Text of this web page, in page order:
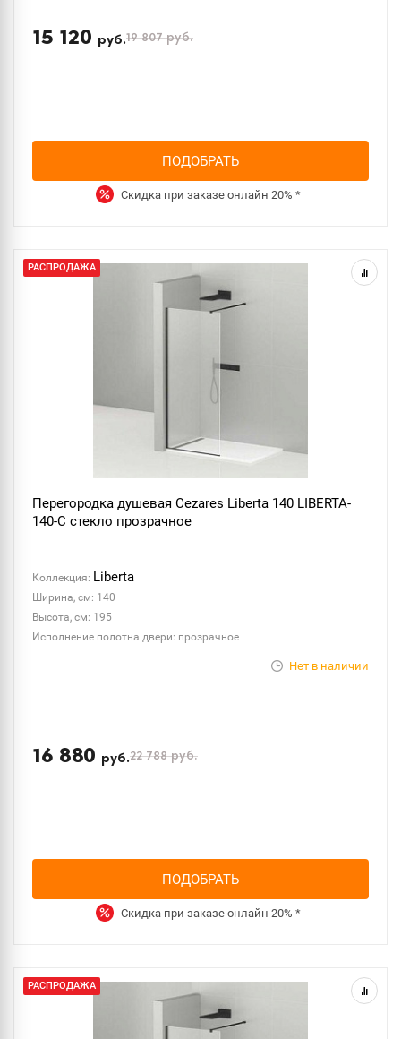
15 120 руб.19 807руб.
ПОДОБРАТЬ
Скидка при заказе онлайн 20% *
РАСПРОДАЖА
Перегородка душевая Cezares Liberta 140 LIBERTA-
140-C стекло прозрачное
Коллекция: Liberta
Ширина, см: 140
Высота, см: 195
Исполнение полотна двери: прозрачное
Нет в наличии
16 880 руб.22 788руб.
ПОДОБРАТЬ
Скидка при заказе онлайн 20% *
РАСПРОДАЖА